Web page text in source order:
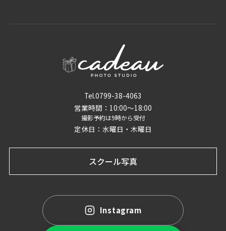
Tel.0799-38-4063
営業時間：10:00〜18:00
撮影予約は9時から受付
定休日：水曜日・木曜日
スクール写真
Instagram